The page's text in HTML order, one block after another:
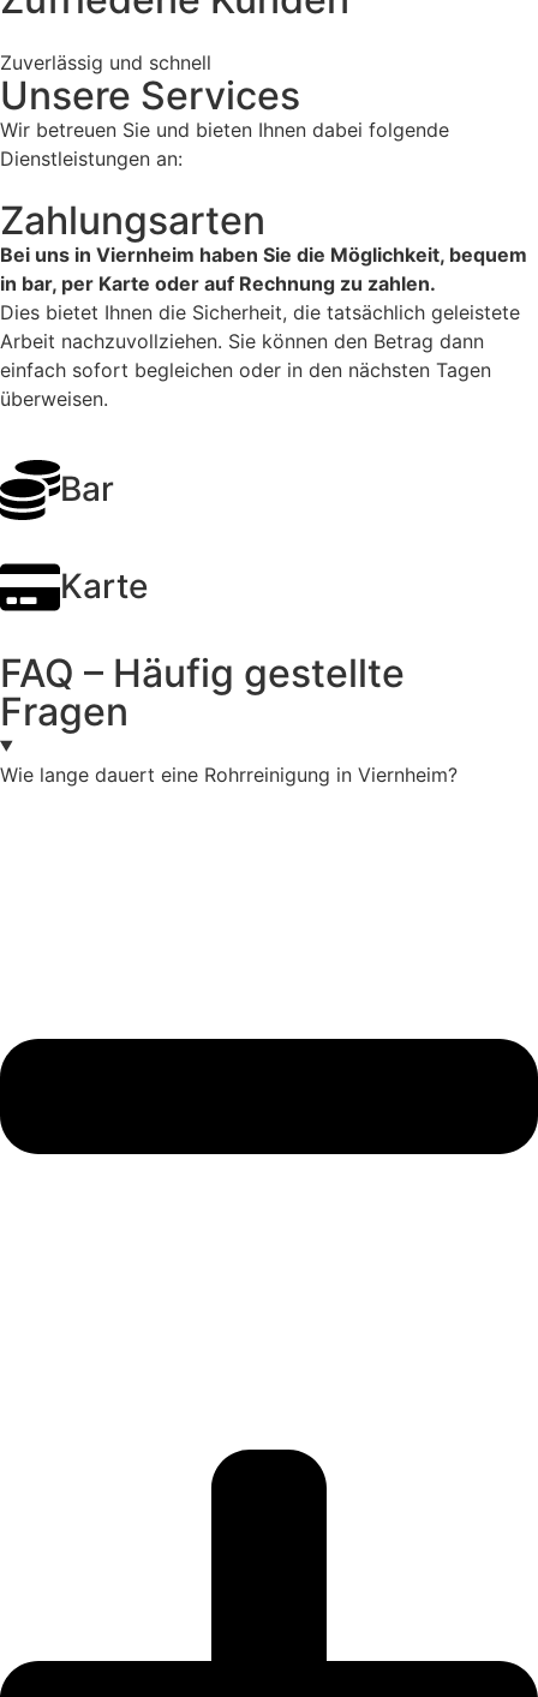
Zuverlässig und schnell
Unsere Services
Wir betreuen Sie und bieten Ihnen dabei folgende
Dienstleistungen an:
Zahlungsarten
Bei uns in Viernheim haben Sie die Möglichkeit, bequem
in bar, per Karte oder auf Rechnung zu zahlen.
Dies bietet Ihnen die Sicherheit, die tatsächlich geleistete
Arbeit nachzuvollziehen. Sie können den Betrag dann
einfach sofort begleichen oder in den nächsten Tagen
überweisen.
Bar
Karte
FAQ – Häufig gestellte
Fragen
Wie lange dauert eine Rohrreinigung in Viernheim?